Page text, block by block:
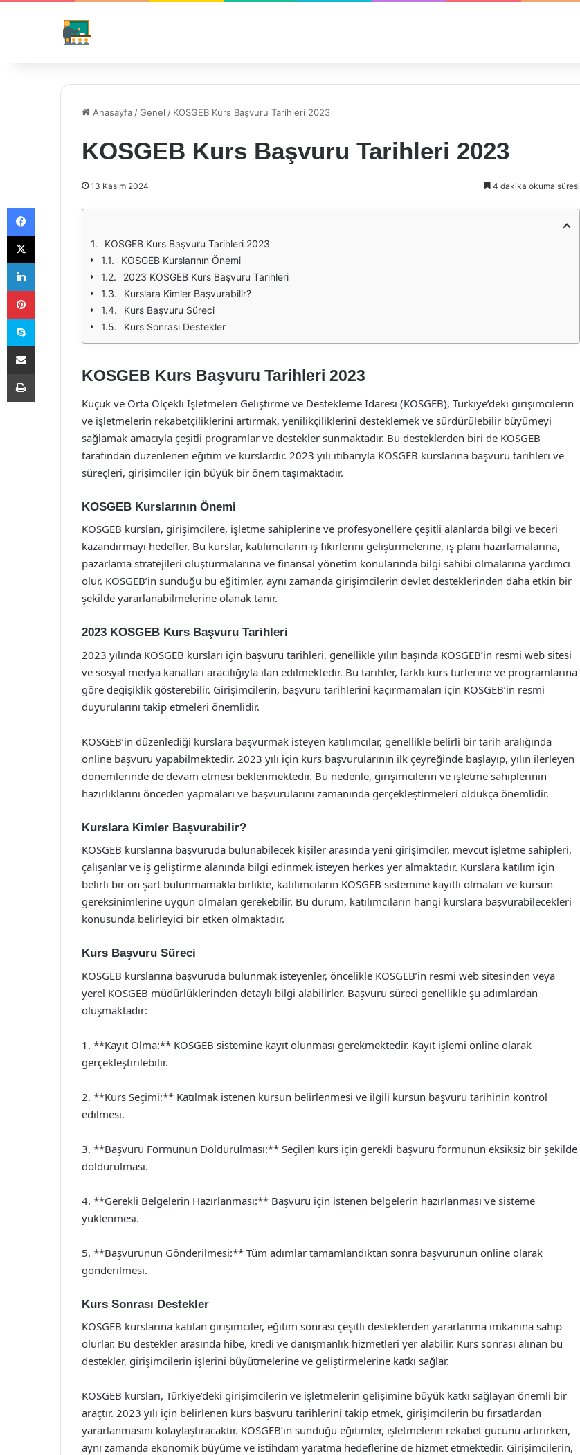
Anasayfa /Genel / KOSGEB Kurs Başvuru Tarihleri 2023
KOSGEB Kurs Başvuru Tarihleri 2023
13 Kasım 2024 4 dakika okuma süresi
KOSGEB Kurs Başvuru Tarihleri 2023
KOSGEB Kurslarının Önemi
2023 KOSGEB Kurs Başvuru Tarihleri
Kurslara Kimler Başvurabilir?
Kurs Başvuru Süreci
Kurs Sonrası Destekler
KOSGEB Kurs Başvuru Tarihleri 2023
Küçük ve Orta Ölçekli İşletmeleri Geliştirme ve Destekleme İdaresi (KOSGEB), Türkiye’deki girişimcilerin
ve işletmelerin rekabetçiliklerini artırmak, yenilikçiliklerini desteklemek ve sürdürülebilir büyümeyi
sağlamak amacıyla çeşitli programlar ve destekler sunmaktadır. Bu desteklerden biri de KOSGEB
tarafından düzenlenen eğitim ve kurslardır. 2023 yılı itibarıyla KOSGEB kurslarına başvuru tarihleri ve
süreçleri, girişimciler için büyük bir önem taşımaktadır.
KOSGEB Kurslarının Önemi
KOSGEB kursları, girişimcilere, işletme sahiplerine ve profesyonellere çeşitli alanlarda bilgi ve beceri
kazandırmayı hedefler. Bu kurslar, katılımcıların iş fikirlerini geliştirmelerine, iş planı hazırlamalarına,
pazarlama stratejileri oluşturmalarına ve finansal yönetim konularında bilgi sahibi olmalarına yardımcı
olur. KOSGEB’in sunduğu bu eğitimler, aynı zamanda girişimcilerin devlet desteklerinden daha etkin bir
şekilde yararlanabilmelerine olanak tanır.
2023 KOSGEB Kurs Başvuru Tarihleri
2023 yılında KOSGEB kursları için başvuru tarihleri, genellikle yılın başında KOSGEB’in resmi web sitesi
ve sosyal medya kanalları aracılığıyla ilan edilmektedir. Bu tarihler, farklı kurs türlerine ve programlarına
göre değişiklik gösterebilir. Girişimcilerin, başvuru tarihlerini kaçırmamaları için KOSGEB’in resmi
duyurularını takip etmeleri önemlidir.
KOSGEB’in düzenlediği kurslara başvurmak isteyen katılımcılar, genellikle belirli bir tarih aralığında
online başvuru yapabilmektedir. 2023 yılı için kurs başvurularının ilk çeyreğinde başlayıp, yılın ilerleyen
dönemlerinde de devam etmesi beklenmektedir. Bu nedenle, girişimcilerin ve işletme sahiplerinin
hazırlıklarını önceden yapmaları ve başvurularını zamanında gerçekleştirmeleri oldukça önemlidir.
Kurslara Kimler Başvurabilir?
KOSGEB kurslarına başvuruda bulunabilecek kişiler arasında yeni girişimciler, mevcut işletme sahipleri,
çalışanlar ve iş geliştirme alanında bilgi edinmek isteyen herkes yer almaktadır. Kurslara katılım için
belirli bir ön şart bulunmamakla birlikte, katılımcıların KOSGEB sistemine kayıtlı olmaları ve kursun
gereksinimlerine uygun olmaları gerekebilir. Bu durum, katılımcıların hangi kurslara başvurabilecekleri
konusunda belirleyici bir etken olmaktadır.
Kurs Başvuru Süreci
KOSGEB kurslarına başvuruda bulunmak isteyenler, öncelikle KOSGEB’in resmi web sitesinden veya
yerel KOSGEB müdürlüklerinden detaylı bilgi alabilirler. Başvuru süreci genellikle şu adımlardan
oluşmaktadır:
1. **Kayıt Olma:** KOSGEB sistemine kayıt olunması gerekmektedir. Kayıt işlemi online olarak
gerçekleştirilebilir.
2. **Kurs Seçimi:** Katılmak istenen kursun belirlenmesi ve ilgili kursun başvuru tarihinin kontrol
edilmesi.
3. **Başvuru Formunun Doldurulması:** Seçilen kurs için gerekli başvuru formunun eksiksiz bir şekilde
doldurulması.
4. **Gerekli Belgelerin Hazırlanması:** Başvuru için istenen belgelerin hazırlanması ve sisteme
yüklenmesi.
5. **Başvurunun Gönderilmesi:** Tüm adımlar tamamlandıktan sonra başvurunun online olarak
gönderilmesi.
Kurs Sonrası Destekler
KOSGEB kurslarına katılan girişimciler, eğitim sonrası çeşitli desteklerden yararlanma imkanına sahip
olurlar. Bu destekler arasında hibe, kredi ve danışmanlık hizmetleri yer alabilir. Kurs sonrası alınan bu
destekler, girişimcilerin işlerini büyütmelerine ve geliştirmelerine katkı sağlar.
KOSGEB kursları, Türkiye’deki girişimcilerin ve işletmelerin gelişimine büyük katkı sağlayan önemli bir
araçtır. 2023 yılı için belirlenen kurs başvuru tarihlerini takip etmek, girişimcilerin bu fırsatlardan
yararlanmasını kolaylaştıracaktır. KOSGEB’in sunduğu eğitimler, işletmelerin rekabet gücünü artırırken,
aynı zamanda ekonomik büyüme ve istihdam yaratma hedeflerine de hizmet etmektedir. Girişimcilerin,
Facebook
X
LinkedIn
Pinterest
Skype
E-Posta ile paylaş